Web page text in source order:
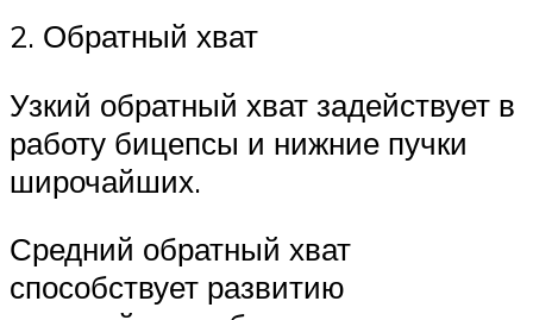
2. Обратный хват
Узкий обратный хват задействует в
работу бицепсы и нижние пучки
широчайших.
Средний обратный хват
способствует развитию